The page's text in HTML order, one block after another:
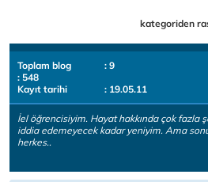
kategoriden
Toplam blog
: 9
: 548
Kayıt tarihi
: 19.05.11
İel öğrencisiyim. Hayat hakkında çok fazla
iddia edemeyecek kadar yeniyim. Ama
herkes..